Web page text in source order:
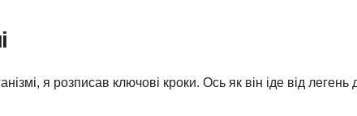
я розписав ключові кроки. Ось як він іде від легень